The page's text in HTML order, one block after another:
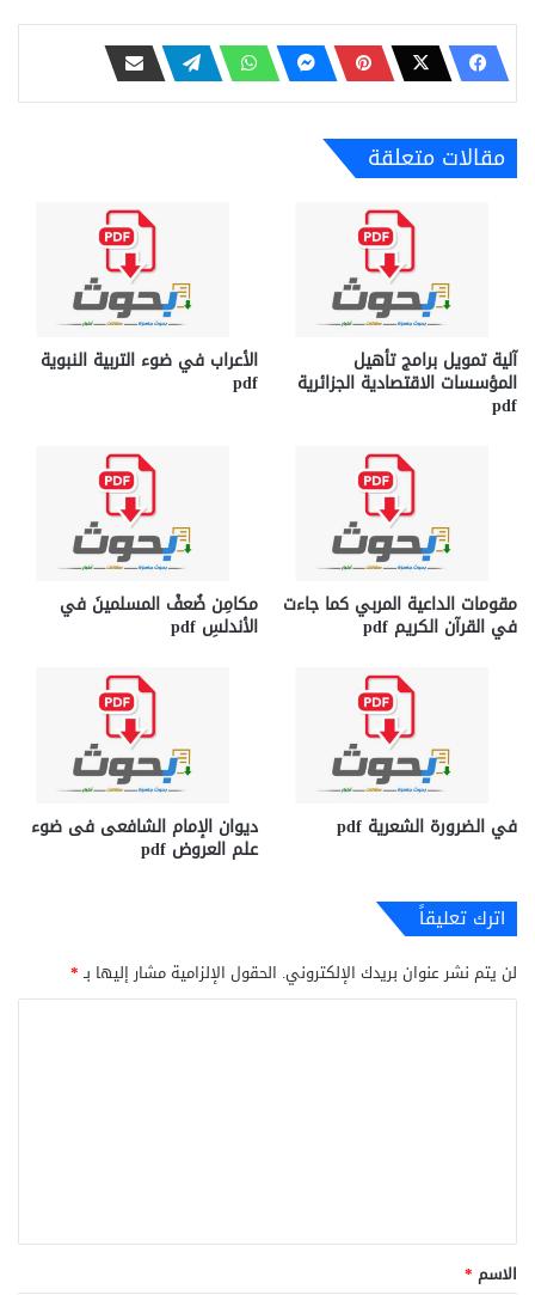
مقالات متعلقة
آلية تمويل برامج تأهيل
المؤسسات الاقتصادية الجزائرية
pdf
الأعراب في ضوء التربية النبوية
pdf
مقومات الداعية المربي كما جاءت
في القرآن الكريم pdf
مكامِن ضُعفْ المسلمينَ في
الأندلسِ pdf
في الضرورة الشعرية pdf ديوان الإمام الشافعى فى ضوء
علم العروض pdf
اترك تعليقاً
لن يتم نشر عنوان بريدك الإلكتروني. الحقول الإلزامية مشار إليها بـ*
*
الاسم *